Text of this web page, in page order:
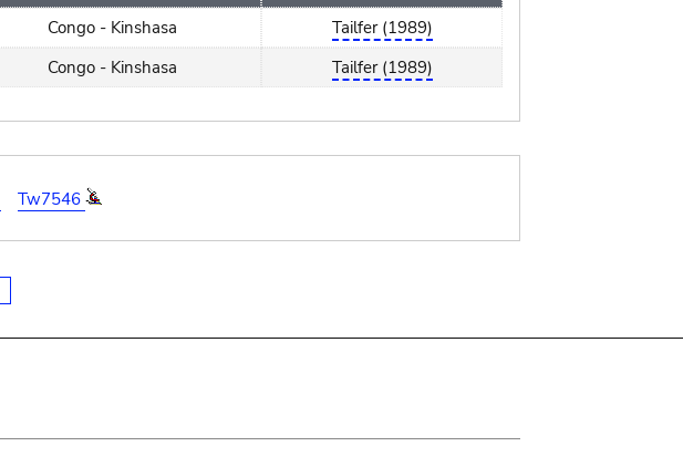
Congo - Kinshasa
Tailfer (1989)
Congo - Kinshasa Tailfer (1989)
Tw7546